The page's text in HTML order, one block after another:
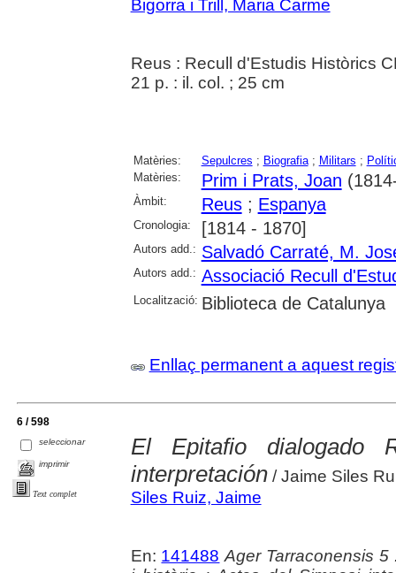
Bigorra i Trill, Maria Carme
Reus : Recull d'Estudis Històrics
21 p. : il. col. ; 25 cm
Matèries: Sepulcres ; Biografia; Militars ;
Matèries:
Prim i Prats, Joan
Àmbit: Reus; Espanya
Cronologia: [1814 - 1870]
Autors add.: Salvadó Carraté, M.
Autors add.: Associació Recull
Localització: Biblioteca de Catalunya
Enllaç permanent a aquest
6 / 598
seleccionar
imprimir
Text complet
El Epitafio dialogado
interpretación/ Jaime Siles
Siles Ruiz, Jaime
En: 141488 Ager Tarraconensis